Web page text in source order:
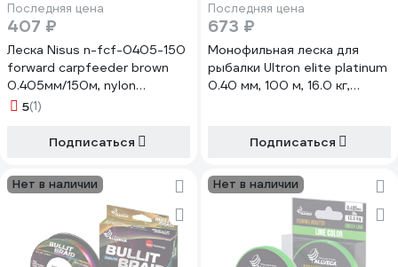
Последняя цена
407 ₽
Леска Nisus n-fcf-0405-150
forward carpfeeder brown
0.405мм/150м, nylon
00000294534
5(1)
Подписаться
Последняя цена
673 ₽
Монофильная леска для
рыбалки Ultron elite platinum
0.40 мм, 100 м, 16.0 кг,
Подписаться
Нет в наличии Нет в наличии